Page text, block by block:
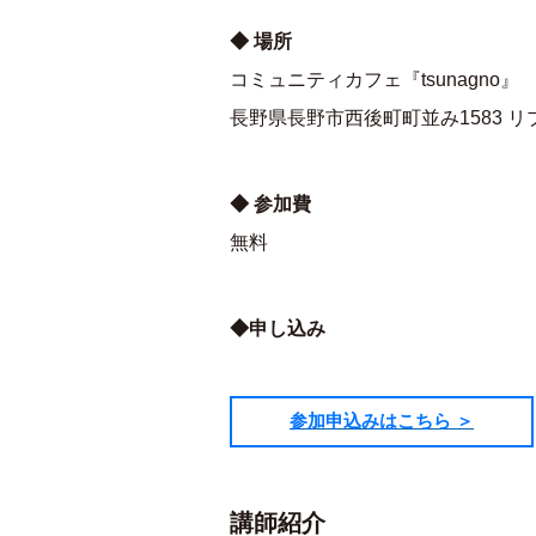
◆ 場所
コミュニティカフェ『tsunagno』
長野県長野市西後町町並み1583 リ
◆ 参加費
無料
◆申し込み
参加申込みはこちら ＞
講師紹介